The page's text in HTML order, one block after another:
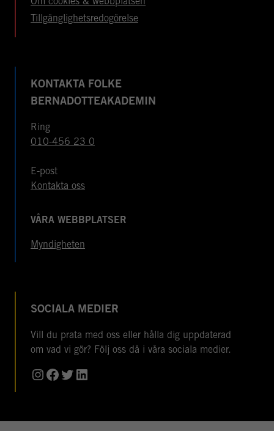
Tillgänglighetsredogörelse
KONTAKTA FOLKE
BERNADOTTEAKADEMIN
Ring
010-456 23 0
E-post
Kontakta oss
VÅRA WEBBPLATSER
Myndigheten
SOCIALA MEDIER
Vill du prata med oss eller hålla dig uppdaterad
om vad vi gör? Följ oss då i våra sociala medier.
Instagram
Facebook
Twitter
LinkedIn